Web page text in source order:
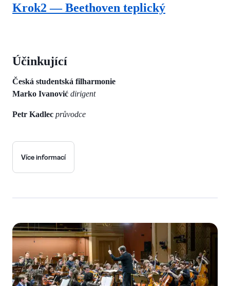
Krok2 — Beethoven teplický
Účinkující
Česká studentská filharmonie
Marko Ivanović dirigent
Petr Kadlec průvodce
Více informací